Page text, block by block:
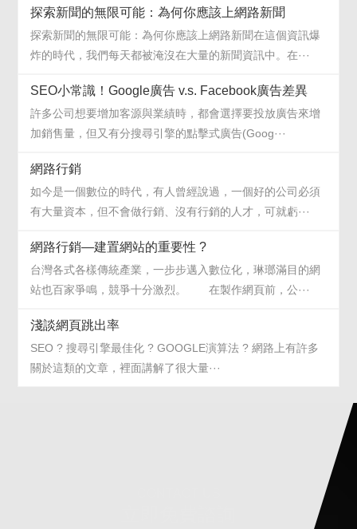
探索新聞的無限可能：為何你應該上網路新聞
探索新聞的無限可能：為何你應該上網路新聞在這個資訊爆
炸的時代，我們每天都被淹沒在大量的新聞資訊中。在···
SEO小常識！Google廣告 v.s. Facebook廣告差異
許多公司想要增加客源與業績時，都會選擇要投放廣告來增
加銷售量，但又有分搜尋引擎的點擊式廣告(Goog···
網路行銷
如今是一個數位的時代，有人曾經說過，一個好的公司必須
有大量資本，但不會做行銷、沒有行銷的人才，可就虧···
網路行銷—建置網站的重要性 ?
台灣各式各樣傳統產業，一步步邁入數位化，琳瑯滿目的網
站也百家爭鳴，競爭十分激烈。 在製作網頁前，公···
淺談網頁跳出率
SEO ? 搜尋引擎最佳化 ? GOOGLE演算法 ? 網路上有許多
關於這類的文章，裡面講解了很大量···